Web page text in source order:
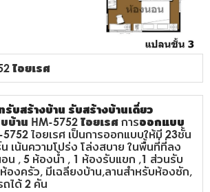
ไอยเรศ
รับสร้างบ้าน รับสร้างบ้านเดี่ยว
บ้าน HM-5752 ไอยเรศ การออกแบบ
ไอยเรศ เป็นการออกแบบให้มี 23ชั้น
เน้นความโปร่ง โล่งสบาย ในพื้นที่ที่ลง
น , 5 ห้องน้ำ , 1 ห้องรับแขก ,1 ส่วนรับ
ห้องครัว, มีเฉลียงบ้าน,ลานสำหรับห้องซัก,
ได้ 2 คัน